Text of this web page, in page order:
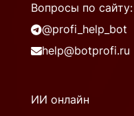
Вопросы по сайту:
@profi_help_bot
help@botprofi.ru
ИИ онлайн